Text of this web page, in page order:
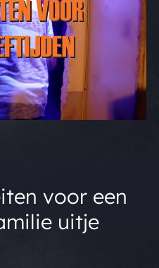
voor een
uitje